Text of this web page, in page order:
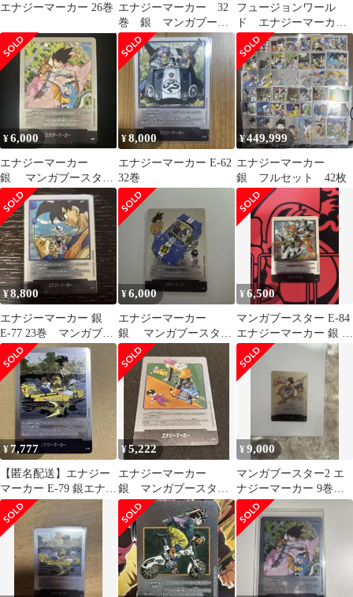
エナジーマーカー 26巻 エナジーマーカー 32
巻 銀 マンガブース
ター
フュージョンワール
ド エナジーマーカー
E-56 銀 漫画 21巻
¥6,000
エナジーマーカー
銀 マンガブースター
E-80 26巻 美品
¥8,000
エナジーマーカー E-62
32巻
¥449,999
エナジーマーカー
銀 フルセット 42枚
¥8,800
エナジーマーカー 銀
E-77 23巻 マンガブー
スター
¥6,000
エナジーマーカー
銀 マンガブースター
E-76 22巻
¥6,500
マンガブースター E-84
エナジーマーカー 銀 36
巻
¥7,777
【匿名配送】エナジー
マーカー E-79 銀エナマ
25巻 マンガブースター
¥5,222
エナジーマーカー
銀 マンガブースタ
ー 21巻 E-56
¥9,000
マンガブースター2 エ
ナジーマーカー 9巻表
紙